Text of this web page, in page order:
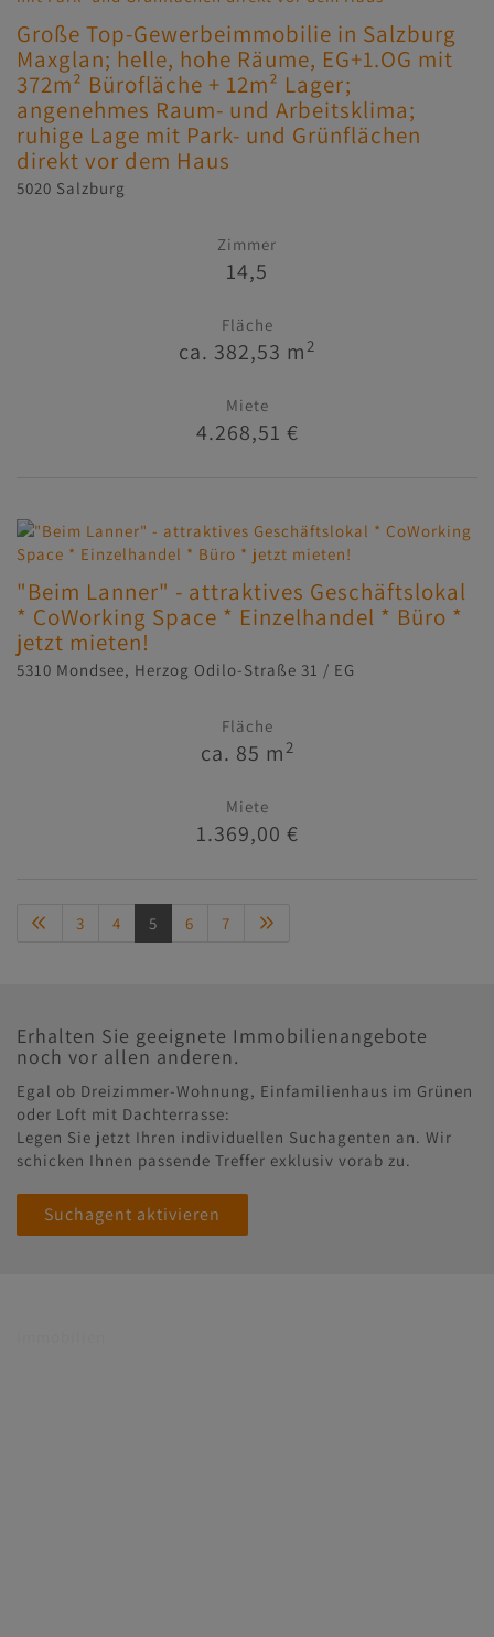
Große Top-Gewerbeimmobilie in Salzburg
Maxglan; helle, hohe Räume, EG+1.OG mit
372m² Bürofläche + 12m² Lager;
angenehmes Raum- und Arbeitsklima;
ruhige Lage mit Park- und Grünflächen
direkt vor dem Haus
5020 Salzburg
Zimmer
14,5
Fläche
ca. 382,53 m 2
Miete
4.268,51 €
"Beim Lanner" - attraktives Geschäftslokal
* CoWorking Space * Einzelhandel * Büro *
jetzt mieten!
5310 Mondsee, Herzog Odilo-Straße 31 / EG
Fläche
ca. 85 m 2
Miete
1.369,00 €
3 4 5 6 7
Erhalten Sie geeignete Immobilienangebote
noch vor allen anderen.
Egal ob Dreizimmer-Wohnung, Einfamilienhaus im Grünen
oder Loft mit Dachterrasse:
Legen Sie jetzt Ihren individuellen Suchagenten an. Wir
schicken Ihnen passende Treffer exklusiv vorab zu.
Suchagent aktivieren